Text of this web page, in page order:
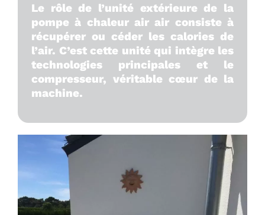
Le rôle de l’unité extérieure de la
pompe à chaleur air air consiste à
récupérer ou céder les calories de
l’air. C’est cette unité qui intègre les
technologies principales et le
compresseur, véritable cœur de la
machine.